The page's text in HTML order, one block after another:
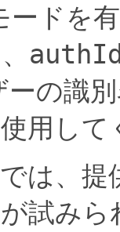
ードを
ーの識
用して
は、
試み